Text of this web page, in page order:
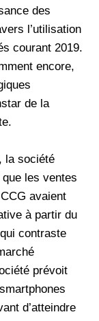
des
l’utilisation
courant 2019.
encore,
de la
la société
les ventes
avaient
à partir du
contraste
prévoit
d’atteindre